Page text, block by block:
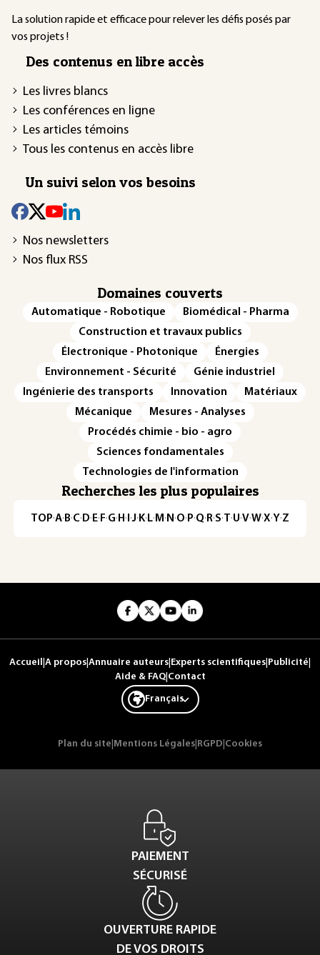
La solution rapide et efficace pour relever les défis posés par
vos projets !
Des contenus en libre accès
Les livres blancs
Les conférences en ligne
Les articles témoins
Tous les contenus en accès libre
Un suivi selon vos besoins
Nos newsletters
Nos flux RSS
Domaines couverts
Automatique - Robotique
Biomédical - Pharma
Construction et travaux publics
Électronique - Photonique
Énergies
Environnement - Sécurité
Génie industriel
Ingénierie des transports
Innovation
Matériaux
Mécanique
Mesures - Analyses
Procédés chimie - bio - agro
Sciences fondamentales
Technologies de l'information
Recherches les plus populaires
TOP·A·B·C· D· E· F·G· H · ·J· K· L· M · N ·O· P·Q· R·S·T·U·V·W·X·Y·Z
Accueil A propos Annuaire auteurs Experts scientifiques Publicité
Aide & FAQ| Contact
Français
Plan du site Mentions Légales RGPD Cookies
PAIEMENT
SÉCURISÉ
OUVERTURE RAPIDE
DE VOS DROITS